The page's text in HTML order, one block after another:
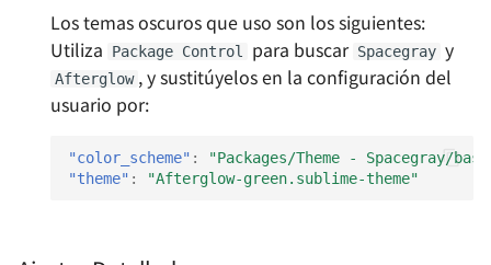
listado de archivos Alist
soporte para múltiples
sistemas de
Homelab - Software de
pizarra WeKan con
Guía de productividad de
VS Code - Jupyter
Notebook
VSCode（旧）
Los temas oscuros que uso son los siguientes:
Utiliza
Package Control para buscar Spacegray y
Afterglow , y sustitúyelos en la configuración del
usuario por:
"color_scheme" :
"Packages/Theme - Spacegray/
"theme" : "Afterglow-green.sublime-theme"